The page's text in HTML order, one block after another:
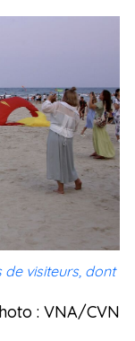
de visiteurs, dont
: VNA/CVN